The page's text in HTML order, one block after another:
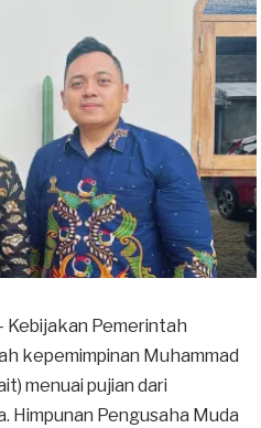
Kebijakan Pemerintah
kepemimpinan Muhammad
menuai pujian dari
Himpunan Pengusaha Muda